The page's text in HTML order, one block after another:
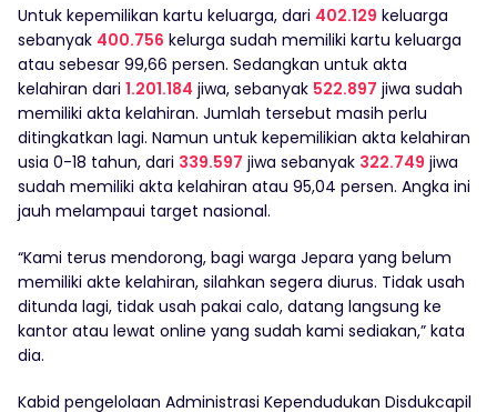
Untuk kepemilikan kartu keluarga, dari 402.129 keluarga
sebanyak 400.756 kelurga sudah memiliki kartu keluarga
atau sebesar 99,66 persen. Sedangkan untuk akta
kelahiran dari 1.201.184 jiwa, sebanyak 522.897 jiwa sudah
memiliki akta kelahiran. Jumlah tersebut masih perlu
ditingkatkan lagi. Namun untuk kepemilikian akta kelahiran
usia 0-18 tahun, dari 339.597 jiwa sebanyak 322.749 jiwa
sudah memiliki akta kelahiran atau 95,04 persen. Angka ini
jauh melampaui target nasional.
“Kami terus mendorong, bagi warga Jepara yang belum
memiliki akte kelahiran, silahkan segera diurus. Tidak usah
ditunda lagi, tidak usah pakai calo, datang langsung ke
kantor atau lewat online yang sudah kami sediakan,” kata
dia.
Kabid pengelolaan Administrasi Kependudukan Disdukcapil